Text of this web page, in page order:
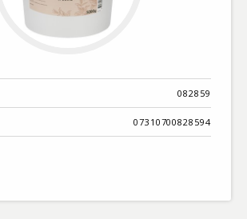
082859
07310700828594